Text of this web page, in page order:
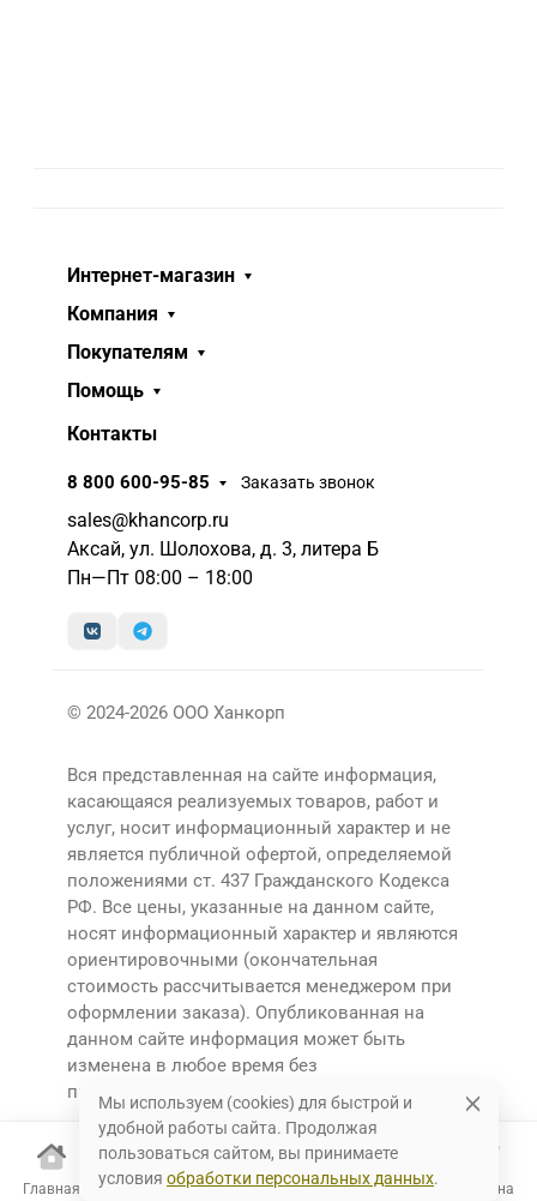
Главная Каталог Избранное Корзина
Интернет-магазин
Компания
Покупателям
Помощь
Контакты
8 800 600-95-85 Заказать звонок
sales@khancorp.ru
Аксай, ул. Шолохова, д. 3, литера Б
Пн—Пт 08:00 – 18:00
© 2024-2026 ООО Ханкорп
Вся представленная на сайте информация,
касающаяся реализуемых товаров, работ и
услуг, носит информационный характер и не
является публичной офертой, определяемой
положениями ст. 437 Гражданского Кодекса
РФ. Все цены, указанные на данном сайте,
носят информационный характер и являются
ориентировочными (окончательная
стоимость рассчитывается менеджером при
оформлении заказа). Опубликованная на
данном сайте информация может быть
изменена в любое время без
предварительного уведомления.
Мы используем (cookies) для быстрой и
удобной работы сайта. Продолжая
пользоваться сайтом, вы принимаете
условия обработки персональных данных.